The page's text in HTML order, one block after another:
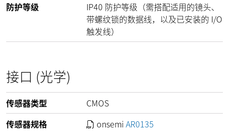
防护等级
IP40 防护等级（需搭配适用的镜头、
带螺纹锁的数据线，以及已安装的 I/O
触发线）
接口 (光学)
传感器类型
CMOS
传感器规格
onsemi AR0135